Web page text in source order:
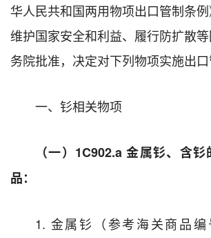
华人民共和国两用物项出口管制条例
维护国家安全和利益、履行防扩散
务院批准，决定对下列物项实施出口
一、钐相关物项
（一）1C902.a金属钐、含钐
品：
1. 金属钐（参考海关商品编